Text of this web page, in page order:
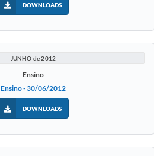
DOWNLOADS
JUNHO de 2012
Ensino
Ensino - 30/06/2012
DOWNLOADS